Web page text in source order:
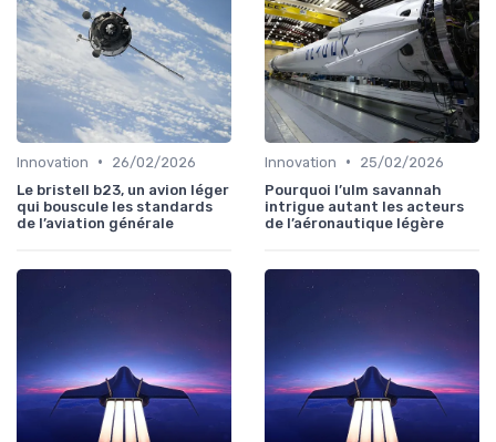
Innovation •
26/02/2026
Le bristell b23, un avion léger
qui bouscule les standards
de l’aviation générale
Innovation •
25/02/2026
Pourquoi l’ulm savannah
intrigue autant les acteurs
de l’aéronautique légère